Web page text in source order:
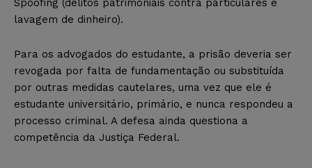
Spoofing (delitos patrimoniais contra particulares e
lavagem de dinheiro).
Para os advogados do estudante, a prisão deveria ser
revogada por falta de fundamentação ou substituída
por outras medidas cautelares, uma vez que ele é
estudante universitário, primário, e nunca respondeu a
processo criminal. A defesa ainda questiona a
competência da Justiça Federal.